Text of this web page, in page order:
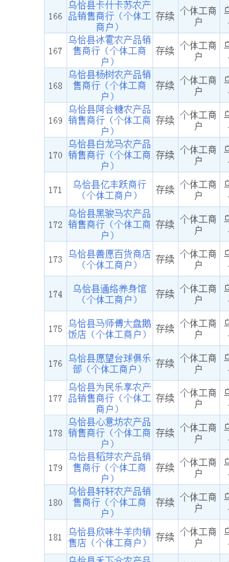
主办：新疆乌恰县人民政府办公室承办：新疆乌恰县政务服务
政府网站标识码：6530240001新公网安备65302402000101号
地 址：新疆克州乌恰县光明路1号
联系电话：0908-4621030